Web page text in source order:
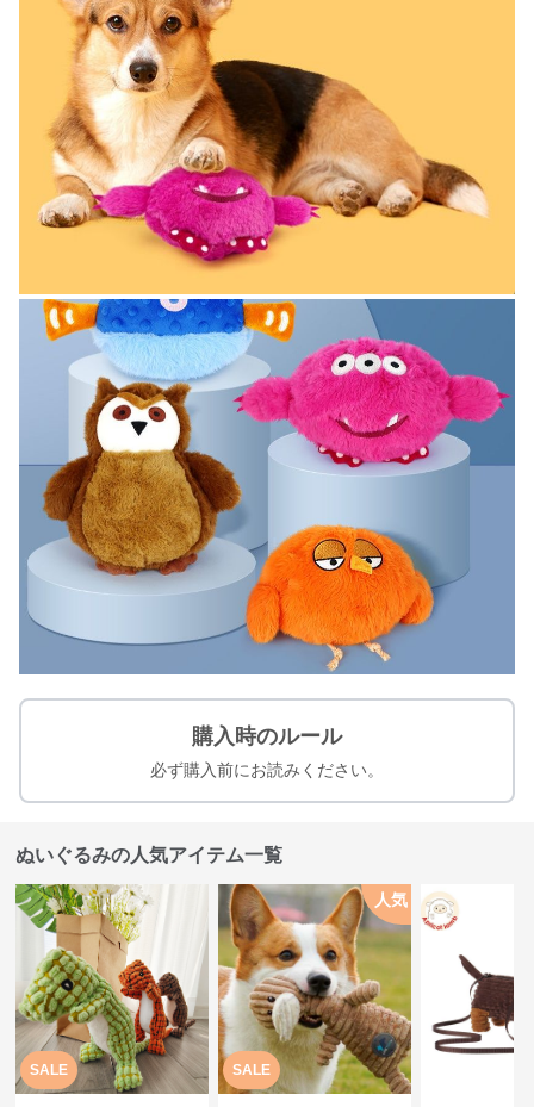
購入時のルール
必ず購入前にお読みください。
ぬいぐるみの人気アイテム一覧
SALE SALE
人気